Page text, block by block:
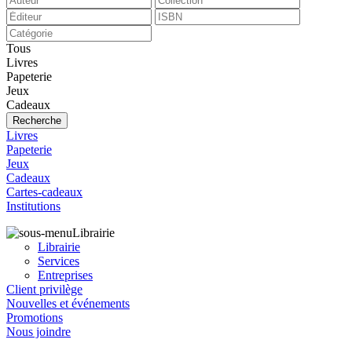
Tous
Livres
Papeterie
Jeux
Cadeaux
Recherche
Livres
Papeterie
Jeux
Cadeaux
Cartes-cadeaux
Institutions
Librairie
Librairie
Services
Entreprises
Client privilège
Nouvelles et événements
Promotions
Nous joindre